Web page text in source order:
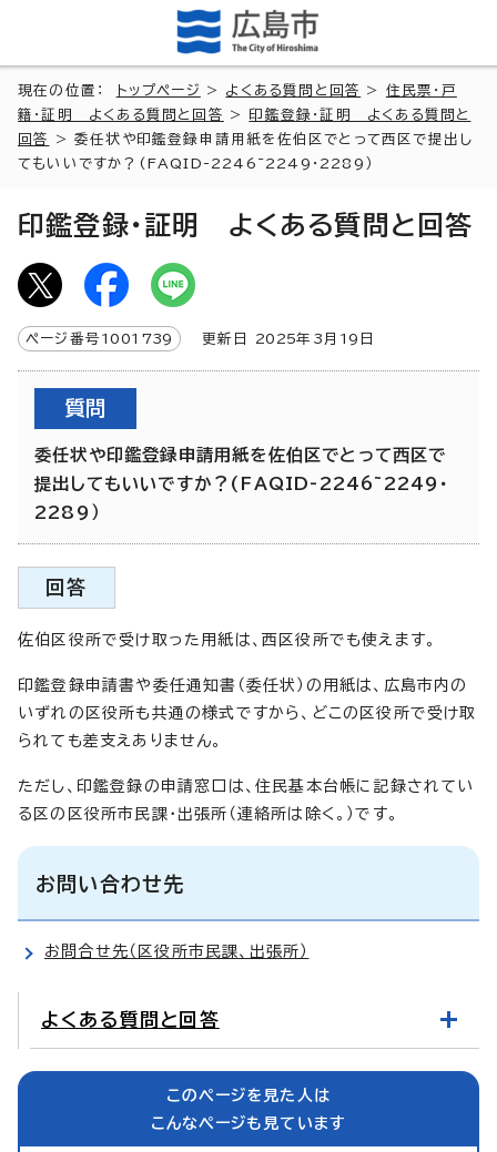
現在の位置： トップページ > よくある質問と回答 > 住民票・戸
籍・証明 よくある質問と回答
> 印鑑登録・証明 よくある質問と
回答
> 委任状や印鑑登録申請用紙を佐伯区でとって西区で提出し
てもいいですか？(FAQID-2246~2249・2289）
印鑑登録・証明 よくある質問と回答
ページ番号 1001739 更新日 2025年3月 19 日
質問
委任状や印鑑登録申請用紙を佐伯区でとって西区で
提出してもいいですか？(FAQID-2246~2249・
2289）
回答
佐伯区役所で受け取った用紙は、西区役所でも使えます。
印鑑登録申請書や委任通知書（委任状）の用紙は、広島市内の
いずれの区役所も共通の様式ですから、どこの区役所で受け取
られても差支えありません。
ただし、印鑑登録の申請窓口は、住民基本台帳に記録されてい
る区の区役所市民課・出張所（連絡所は除く。）です。
お問い合わせ先
お問合せ先（区役所市民課、出張所）
よくある質問と回答
このページを見た人は
こんなページも見ています